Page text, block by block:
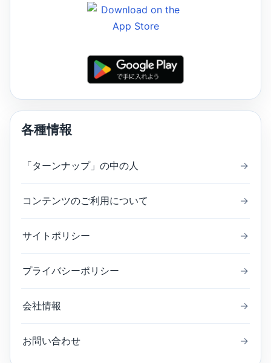
各種情報
「ターンナップ」の中の人 →
コンテンツのご利用について →
サイトポリシー →
プライバシーポリシー →
会社情報 →
お問い合わせ →